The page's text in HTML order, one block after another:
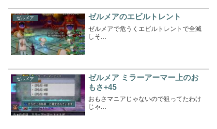
ゼルメア ゼルメアのエビルトレント
ゼルメアで危うくエビルトレントで全滅
しそ...
ゼルメア
ゼルメア ミラーアーマー上のお
もさ+45
おもさマニアじゃないので狙ってたわけ
じゃ...